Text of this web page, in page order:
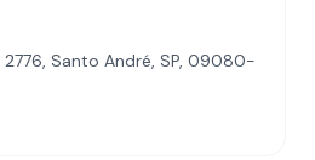
2776, Santo André, SP, 09080-